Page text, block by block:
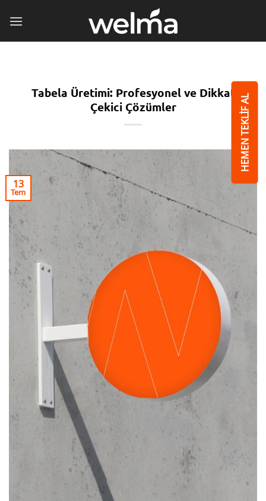
atla
Tabela Üretimi: Profesyonel ve Dikkat
Çekici Çözümler
13
Tem
HEMEN TEKLİF AL